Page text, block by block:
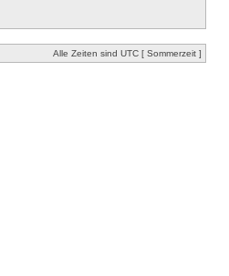
Alle Zeiten sind UTC [ Sommerzeit ]